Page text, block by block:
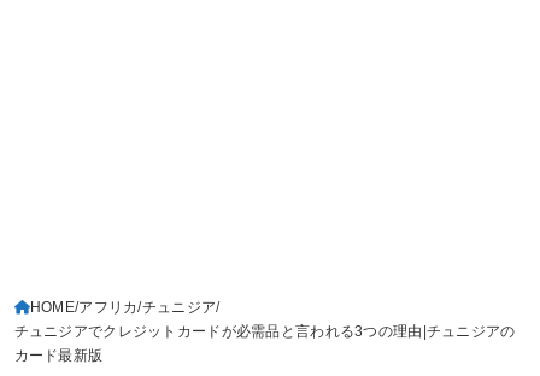
HOME アフリカ チュニジア
チュニジアでクレジットカードが必需品と言われる3つの理由|チュニジアの
カード最新版